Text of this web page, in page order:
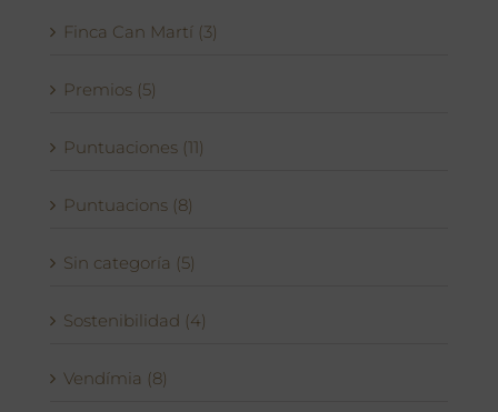
Finca Can Martí (3)
Premios (5)
Puntuaciones (11)
Puntuacions (8)
Sin categoría (5)
Sostenibilidad (4)
Vendímia (8)